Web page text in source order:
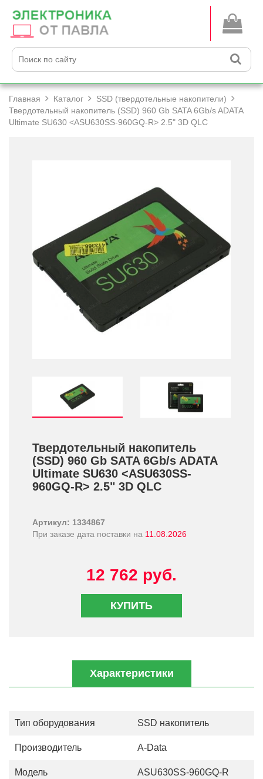
Главная Каталог
SSD (твердотельные накопители)
Твердотельный накопитель (SSD) 960 Gb SATA 6Gb/­s ADATA
Ultimate SU630 <ASU630SS-960GQ-R> 2.5" 3D QLC
Твердотельный накопитель
(SSD) 960 Gb SATA 6Gb/­s ADATA
Ultimate SU630 <ASU630SS-
960GQ-R> 2.5" 3D QLC
Артикул: 1334867
При заказе дата поставки на 11.08.2026
12 762 руб.
КУПИТЬ
Характеристики
Тип оборудования SSD накопитель
Производитель A-Data
Модель ASU630SS-960GQ-R